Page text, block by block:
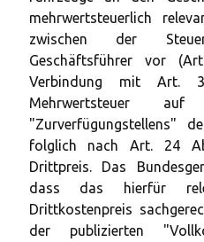
mehrwertsteuerlich
zwischen der
Geschäftsführer vor
Verbindung mit Art.
Mehrwertsteuer
"Zurverfügungstellens"
folglich nach Art. 24
Drittpreis. Das
dass das hierfür
Drittkostenpreis
der publizierten